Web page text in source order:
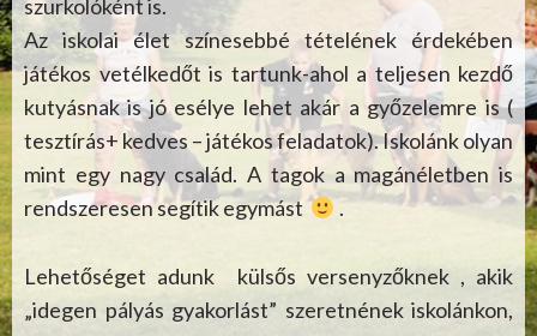
szurkolóként is.
Az iskolai élet színesebbé tételének érdekében
játékos vetélkedőt is tartunk-ahol a teljesen kezdő
kutyásnak is jó esélye lehet akár a győzelemre is (
tesztírás+ kedves – játékos feladatok). Iskolánk olyan
mint egy nagy család. A tagok a magánéletben is
rendszeresen segítik egymást
.
Lehetőséget adunk külsős versenyzőknek , akik
„idegen pályás gyakorlást” szeretnének iskolánkon,